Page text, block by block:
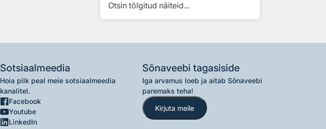
Otsin tõlgitud näiteid...
Sotsiaalmeedia
Hoia pilk peal meie sotsiaalmeedia
kanalitel.
Facebook
Youtube
LinkedIn
Sõnaveebi tagasiside
Iga arvamus loeb ja aitab Sõnaveebi
paremaks teha!
Kirjuta meile